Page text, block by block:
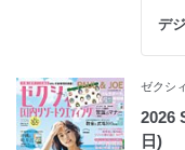
デ
ゼクシ
2026
日)